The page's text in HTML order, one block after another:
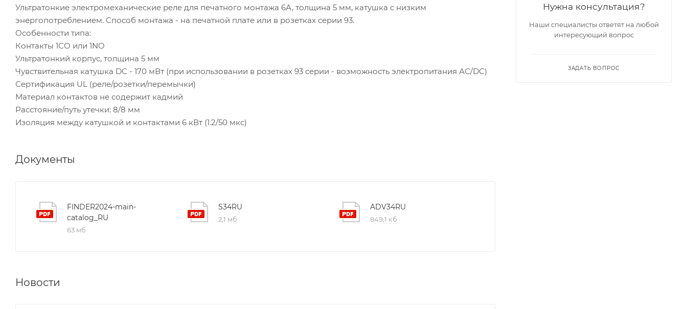
Ультратонкие электромеханические реле для печатного монтажа 6А, толщина 5 мм, катушка с низким
энергопотреблением. Способ монтажа - на печатной плате или в розетках серии 93.
Особенности типа:
Контакты 1СО или 1NO
Ультратонкий корпус, толщина 5 мм
Чувствительная катушка DC - 170 мВт (при использовании в розетках 93 серии - возможность электропитания АС/DC)
Сертификация UL (реле/розетки/перемычки)
Материал контактов не содержит кадмий
Расстояние/путь утечки: 8/8 мм
Изоляция между катушкой и контактами 6 кВт (1.2/50 мкс)
Документы
FINDER2024-main-
catalog_RU
63 мб
S34RU
2,1 мб
ADV34RU
849,1 кб
Новости
Нужна консультация?
Наши специалисты ответят на любой
интересующий вопрос
ЗАДАТЬ ВОПРОС